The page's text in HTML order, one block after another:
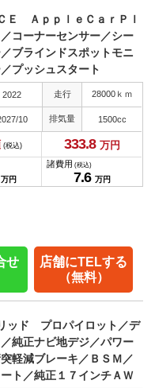
Ｅ ＡｐｐｌｅＣａｒＰｌ
コーナーセンサー／シー
ブラインドスポットモニ
プッシュスタート
2022 走行 28000ｋｍ
10 排気量 1500cc
(税込) 333.8 万円
万円
諸費用 (税込)
7.6 万円
せ 店舗にTELする
（無料）
ッド プロパイロット／デ
純正ナビ地デジ／パワー
軽減ブレーキ／ＢＳＭ／
ト／純正１７インチＡＷ